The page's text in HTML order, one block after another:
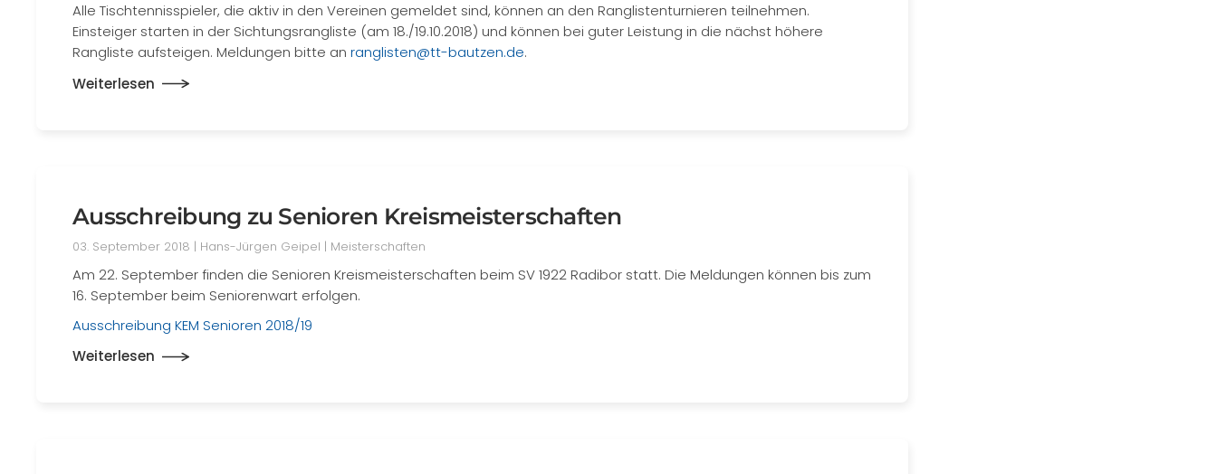
Alle Tischtennisspieler, die aktiv in den Vereinen gemeldet sind, können an den Ranglistenturnieren teilnehmen.
Einsteiger starten in der Sichtungsrangliste (am 18./19.10.2018) und können bei guter Leistung in die nächst höhere
Rangliste aufsteigen. Meldungen bitte an ranglisten@tt-bautzen.de.
Weiterlesen
Ausschreibung zu Senioren Kreismeisterschaften
03. September 2018 | Hans-Jürgen Geipel | Meisterschaften
Am 22. September finden die Senioren Kreismeisterschaften beim SV 1922 Radibor statt. Die Meldungen können bis zum
16. September beim Seniorenwart erfolgen.
Ausschreibung KEM Senioren 2018/19
Weiterlesen